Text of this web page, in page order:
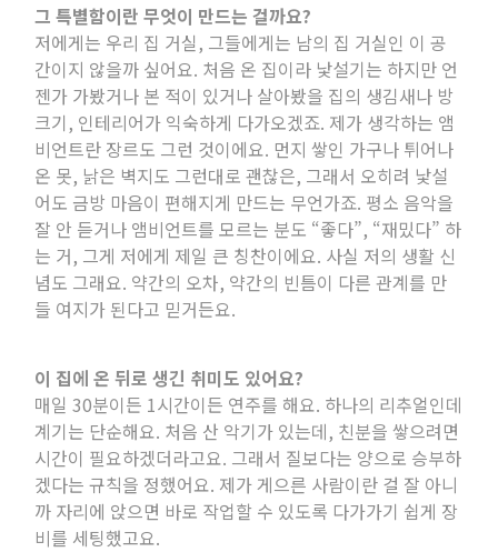
그 특별함이란 무엇이 만드는 걸까요?
저에게는 우리 집 거실 , 그들에게는 남의 집 거실인 이 공
간이지 않을까 싶어요. 처음 온 집이라 낯설기는 하지만 언
젠가 가봤거나 본 적이 있거나 살아봤을 집의 생김새나 방
크기 , 인테리어가 익숙하게 다가오겠죠. 제가 생각하는 앰
비언트란 장르도 그런 것이에요. 먼지 쌓인 가구나 튀어나
온 못, 낡은 벽지도 그런대로 괜찮은, 그래서 오히려 낯설
어도 금방 마음이 편해지게 만드는 무언가죠. 평소 음악을
잘 안 듣거나 앰비언트를 모르는 분도 “좋다”, “재밌다” 하
는 거, 그게 저에게 제일 큰 칭찬이에요. 사실 저의 생활 신
념도 그래요. 약간의 오차, 약간의 빈틈이 다른 관계를 만
들 여지가 된다고 믿거든요.
이 집에 온 뒤로 생긴 취미도 있어요?
매일 30분이든 1시간이든 연주를 해요. 하나의 리추얼인데
계기는 단순해요. 처음 산 악기가 있는데, 친분을 쌓으려면
시간이 필요하겠더라고요. 그래서 질보다는 양으로 승부하
겠다는 규칙을 정했어요. 제가 게으른 사람이란 걸 잘 아니
까 자리에 앉으면 바로 작업할 수 있도록 다가가기 쉽게 장
비를 세팅했고요.